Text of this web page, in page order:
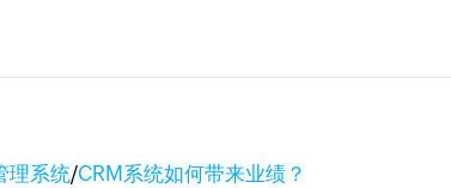
理系统/CRM系统如何带来业绩？